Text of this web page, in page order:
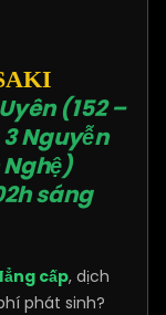
(152 –
Nguyễn
sáng
cấp, dịch
phát sinh?